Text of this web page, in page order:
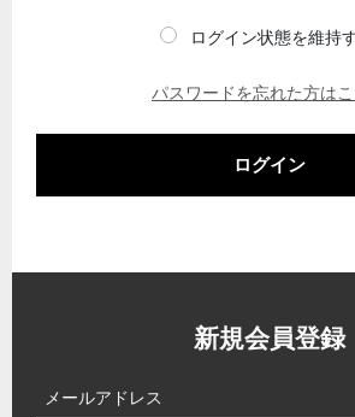
ログイン状態を維持
パスワードを忘れた方は
ログイン
新規会員登録
メールアドレス